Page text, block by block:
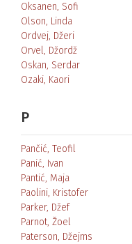
Oksanen, Sofi
Olson, Linda
Ordvej, Džeri
Orvel, Džordž
Oskan, Serdar
Ozaki, Kaori
P
Pančić, Teofil
Panić, Ivan
Pantić, Maja
Paolini, Kristofer
Parker, Džef
Parnot, Žoel
Paterson, Džejms